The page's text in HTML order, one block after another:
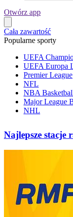
Otwórz app
Cała zawartość
Popularne sporty
UEFA
UEFA Europa
Premier League
NFL
NBA
Major League
NHL
Najlepsze stacje